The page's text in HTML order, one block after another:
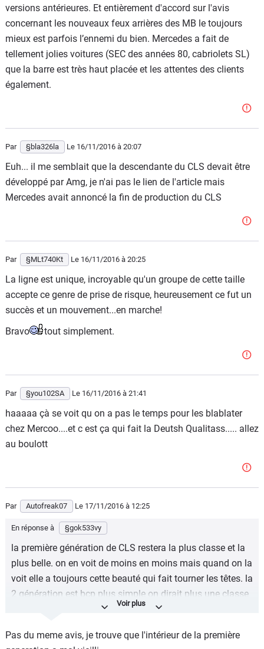
versions antérieures. Et entièrement d'accord sur l'avis
concernant les nouveaux feux arrières des MB le toujours
mieux est parfois l’ennemi du bien. Mercedes a fait de
tellement jolies voitures (SEC des années 80, cabriolets SL)
que la barre est très haut placée et les attentes des clients
également.
Par §bla326la Le 16/11/2016 à 20:07
Euh... il me semblait que la descendante du CLS devait être
développé par Amg, je n'ai pas le lien de l'article mais
Mercedes avait annoncé la fin de production du CLS
Par §MLt740Kt Le 16/11/2016 à 20:25
La ligne est unique, incroyable qu'un groupe de cette taille
accepte ce genre de prise de risque, heureusement ce fut un
succès et un mouvement...en marche!
Bravo
tout simplement.
Par §you102SA Le 16/11/2016 à 21:41
haaaaa çà se voit qu on a pas le temps pour les blablater
chez Mercoo....et c est ça qui fait la Deutsh Qualitass..... allez
au boulott
Par Autofreak07 Le 17/11/2016 à 12:25
En réponse à §gok533vy
la première génération de CLS restera la plus classe et la
plus belle. on en voit de moins en moins mais quand on la
voit elle a toujours cette beauté qui fait tourner les têtes. la
2 génération est bcp plus simple on dirait plus une classe
s rallonger la coupe n est pas aussi franche que la 1
génération. ..
Pas du meme avis, je trouve que l'intérieur de la première